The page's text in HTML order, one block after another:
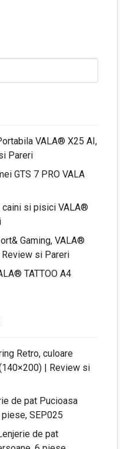
VALA® X25 AI,
Pareri
GTS 7 PRO VALA
caini si pisici VALA®
Gaming, VALA®
si Pareri
TATTOO A4
Retro, culoare
| Review si
de pat Pucioasa
SEP025
de pat